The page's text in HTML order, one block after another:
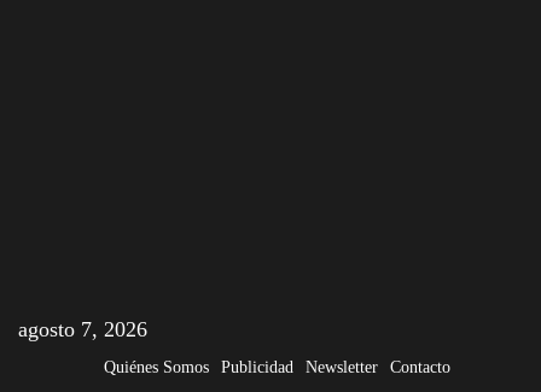
agosto 7, 2026
Quiénes Somos Publicidad Newsletter Contacto